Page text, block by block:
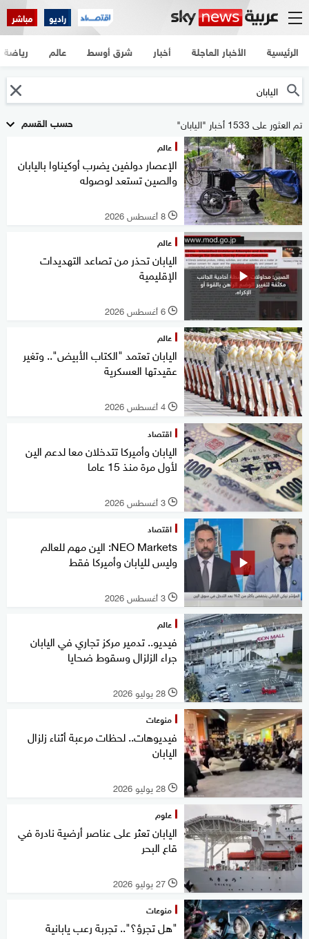
راديو مباشر
الرئيسية الأخبار العاجلة أخبار شرق أوسط عالم رياضة
حسب القسم تم العثور على 1533 أخبار "اليابان"
عالم
الإعصار دولفين يضرب أوكيناوا باليابان
والصين تستعد لوصوله
l 8 أغسطس 2026
عالم
اليابان تحذر من تصاعد التهديدات
الإقليمية
l 6 أغسطس 2026
عالم
اليابان تعتمد "الكتاب الأبيض".. وتغير
عقيدتها العسكرية
l 4 أغسطس 2026
اقتصاد
اليابان وأميركا تتدخلان معا لدعم الين
لأول مرة منذ 15 عاما
l 3 أغسطس 2026
اقتصاد
NEO Markets: الين مهم للعالم
وليس لليابان وأميركا فقط
l 3 أغسطس 2026
عالم
فيديو.. تدمير مركز تجاري في اليابان
جراء الزلزال وسقوط ضحايا
l 28 يوليو 2026
منوعات
فيديوهات.. لحظات مرعبة أثناء زلزال
اليابان
l 28 يوليو 2026
علوم
اليابان تعثر على عناصر أرضية نادرة في
قاع البحر
l 27 يوليو 2026
منوعات
"هل تجرؤ؟".. تجربة رعب يابانية